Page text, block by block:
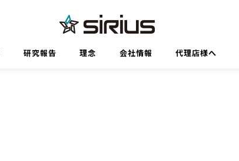
研究報告 理念 会社情報 代理店様へ